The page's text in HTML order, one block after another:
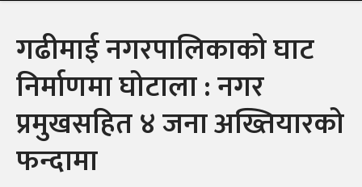
गढीमाई नगरपालिकाको घाट
निर्माणमा घोटाला : नगर
प्रमुखसहित ४ जना अख्तियारको
फन्दामा